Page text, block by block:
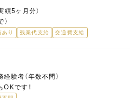
績5ヶ月分）
あり 残業代支給 交通費支給
験者（年数不問）
です！